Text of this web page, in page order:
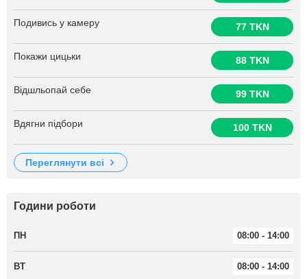
Подивись у камеру 77 TKN
Покажи цицьки 88 TKN
Відшльопай себе 99 TKN
Вдягни підбори 100 TKN
переглянути всі
Години роботи
ПН 08:00 - 14:00
ВТ 08:00 - 14:00